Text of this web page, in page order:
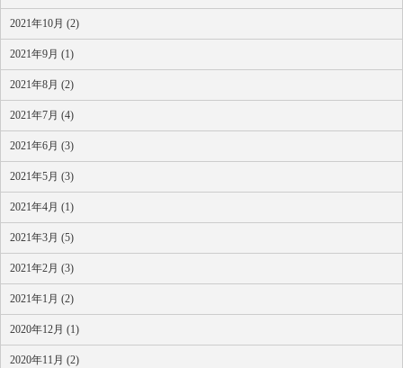
2021年10月 (2)
2021年9月 (1)
2021年8月 (2)
2021年7月 (4)
2021年6月 (3)
2021年5月 (3)
2021年4月 (1)
2021年3月 (5)
2021年2月 (3)
2021年1月 (2)
2020年12月 (1)
2020年11月 (2)